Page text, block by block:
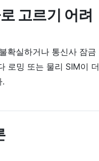
고르기 어려
확실하거나 통신사 잠금
로밍 또는 물리 SIM이 더
.